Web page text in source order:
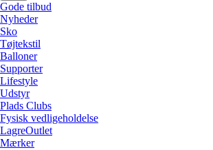
Gode tilbud
Nyheder
Sko
Tøjtekstil
Balloner
Supporter
Lifestyle
Udstyr
Plads Clubs
Fysisk vedligeholdelse
LagreOutlet
Mærker